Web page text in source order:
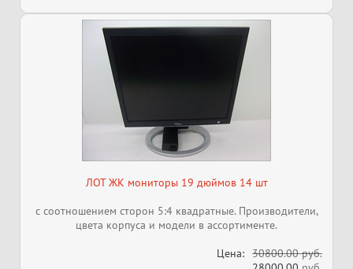
ЛОТ ЖК мониторы 19 дюймов 14 шт
с соотношением сторон 5:4 квадратные. Производители,
цвета корпуса и модели в ассортименте.
Цена: 30800.00 руб.